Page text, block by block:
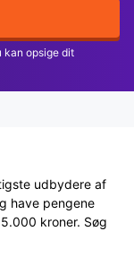
kan opsige dit
udbydere af
have pengene
kroner. Søg